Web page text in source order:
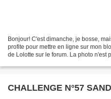
Bonjour! C'est dimanche, je bosse,
profite pour mettre en ligne sur mon
de Lolotte sur le forum. La photo n'est
CHALLENGE N°57